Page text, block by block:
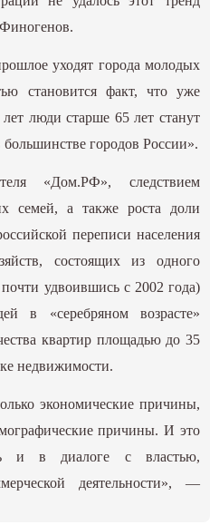
уходят города молодых
становится факт, что уже
лет люди старше 65 лет станут
городов России».
«Дом.РФ», следствием
семей, а также роста доли
переписи населения
состоящих из одного
удвоившись с 2002 года)
в «серебряном возрасте»
квартир площадью до 35
недвижимости.
экономические причины,
причины. И это
и в диалоге с властью,
деятельности», —